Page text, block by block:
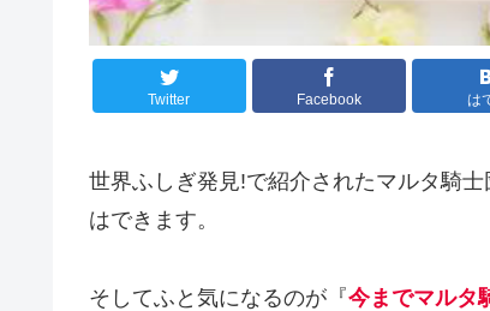
Twitter Facebook は
世界ふしぎ発見!で紹介されたマルタ騎
はできます。
そしてふと気になるのが『今までマルタ